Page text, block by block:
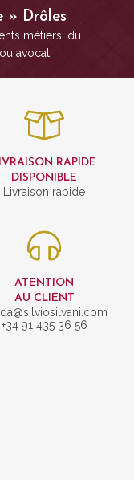
» Drôles
métiers: du
avocat.
RAPIDE
DISPONIBLE
Livraison rapide
ATENTION
AU CLIENT
+34 91 435 36 56